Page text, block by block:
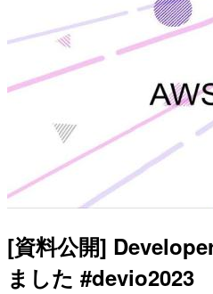
[資料公開]
ました #devio2023